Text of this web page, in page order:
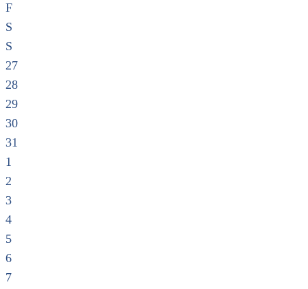
F
S
S
27
28
29
30
31
1
2
3
4
5
6
7